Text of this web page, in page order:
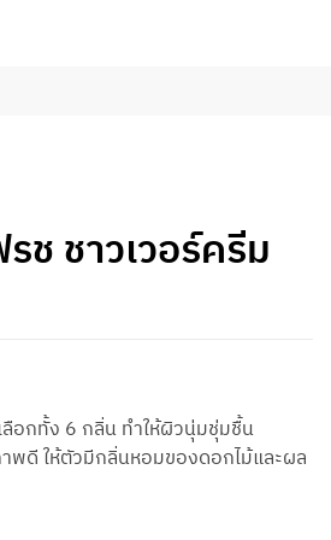
ช ชาวเวอร์ครีม
อกทั้ง 6 กลิ่น ทำให้ผิวนุ่มชุ่มชื้น
พดี ให้ตัวมีกลิ่นหอมของดอกไม้และผล